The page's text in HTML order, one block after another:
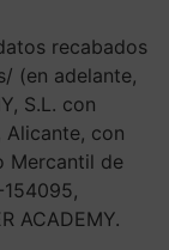
recabados
(en adelante,
S.L. con
con
Mercantil de
ACADEMY.